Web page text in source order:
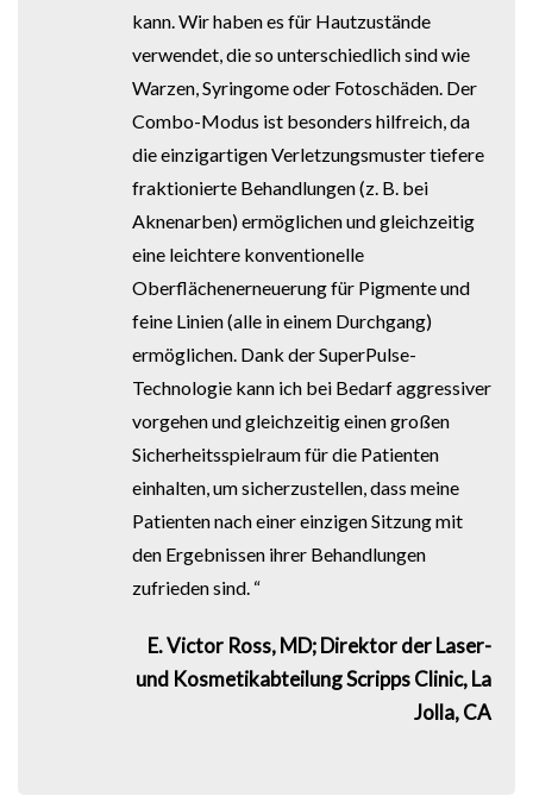
kann. Wir haben es für Hautzustände
verwendet, die so unterschiedlich sind wie
Warzen, Syringome oder Fotoschäden. Der
Combo-Modus ist besonders hilfreich, da
die einzigartigen Verletzungsmuster tiefere
fraktionierte Behandlungen (z. B. bei
Aknenarben) ermöglichen und gleichzeitig
eine leichtere konventionelle
Oberflächenerneuerung für Pigmente und
feine Linien (alle in einem Durchgang)
ermöglichen. Dank der SuperPulse-
Technologie kann ich bei Bedarf aggressiver
vorgehen und gleichzeitig einen großen
Sicherheitsspielraum für die Patienten
einhalten, um sicherzustellen, dass meine
Patienten nach einer einzigen Sitzung mit
den Ergebnissen ihrer Behandlungen
zufrieden sind. “
E. Victor Ross, MD; Direktor der Laser-
und Kosmetikabteilung Scripps Clinic, La
Jolla, CA